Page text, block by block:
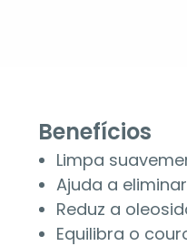
Benefícios
Limpa
Ajuda a
Reduz a
Equilibra o